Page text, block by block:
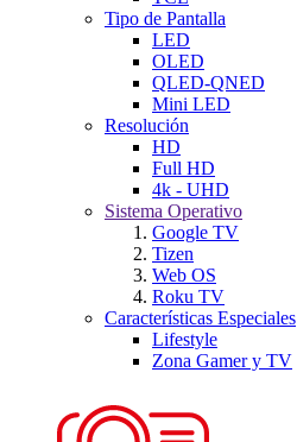
Tipo de Pantalla
LED
OLED
QLED-QNED
Mini LED
Resolución
HD
Full HD
4k - UHD
Sistema Operativo
Google TV
Tizen
Web OS
Roku TV
Características Especiales
Lifestyle
Zona Gamer y TV